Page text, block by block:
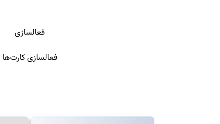
فعالسازی
فعالسازی کارت‌ها